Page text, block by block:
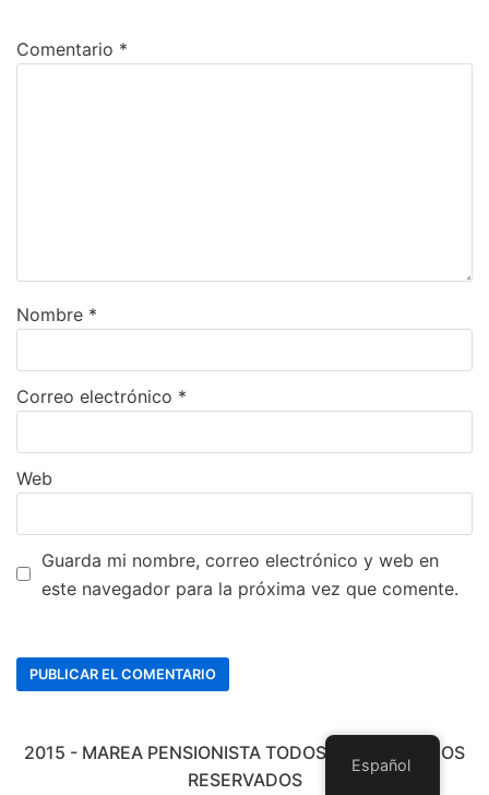
Comentario *
Nombre *
Correo electrónico *
Web
Guarda mi nombre, correo electrónico y web en
este navegador para la próxima vez que comente.
2015 - MAREA PENSIONISTA TODOS LOS DERECHOS
RESERVADOS
Español